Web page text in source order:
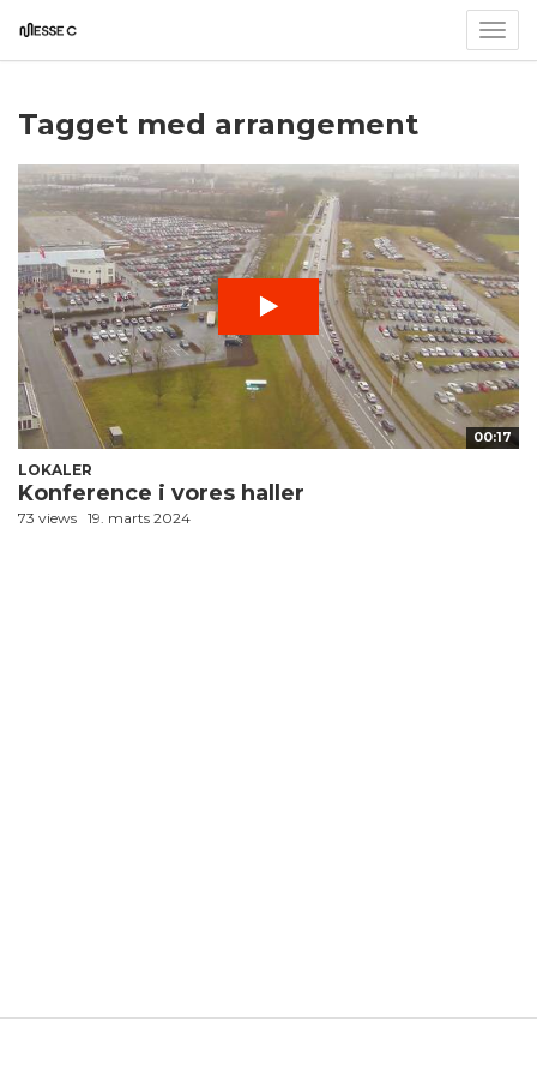
Tagget med arrangement
00:17
LOKALER
Konference i vores haller
73 views 19. marts 2024